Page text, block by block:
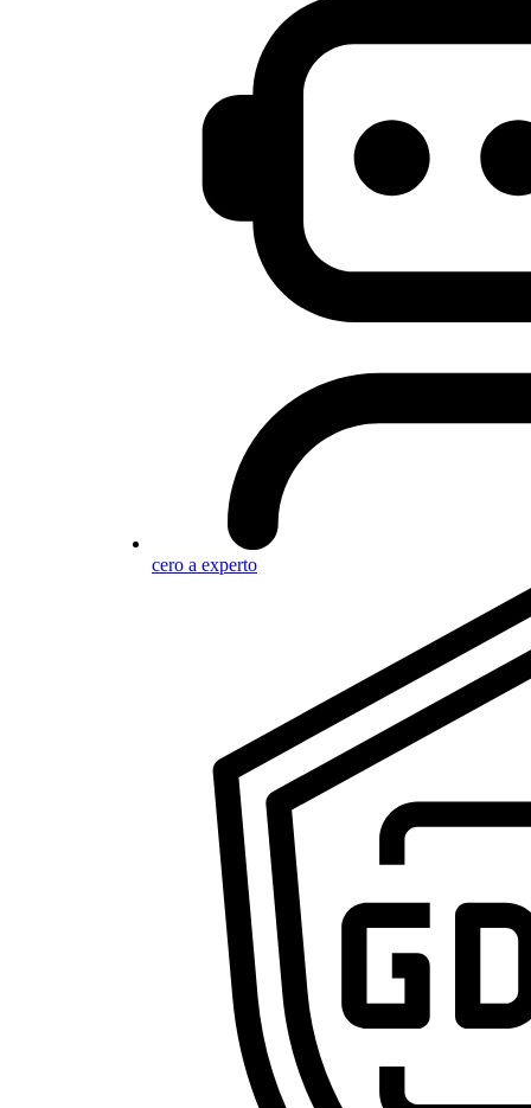
cero a experto